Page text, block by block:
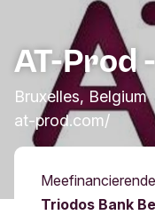
AT-Prod
Bruxelles, Belgium
at-prod.com/
Triodos Bank